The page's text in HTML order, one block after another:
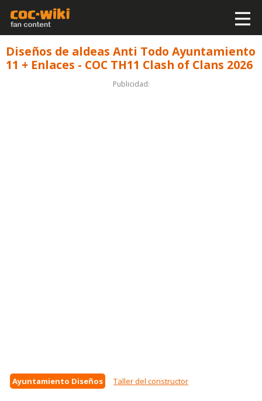
Diseños de aldeas Anti Todo Ayuntamiento
11 + Enlaces - COC TH11 Clash of Clans 2026
Publicidad:
Ayuntamiento Diseños Taller del constructor